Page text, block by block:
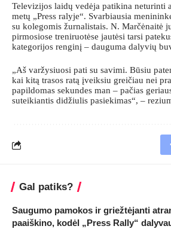
Televizijos laidų vedėja patikina neturinti
metų „Press ralyje“. Svarbiausia
su kolegomis žurnalistais. N. Marčėnaitė
pirmosiose treniruotėse jautėsi tarsi
kategorijos renginį – dauguma dalyvių
„Aš varžysiuosi pati su savimi. Būsiu
kai kitą trasos ratą įveiksiu greičiau nei
papildomas sekundes man – pačias
suteikiantis didžiulis pasiekimas“, –
Gal patiks?
Saugumo pamokos ir griežtėjanti
paaiškino, kodėl „Press Rally“